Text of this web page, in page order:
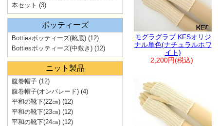
モグラグラブ KFSオリジ
ナル単色(ナチュラルホワ
イト)
2,200円(税込)
本セット (3)
ボッティーズ
Bottiesボッティーズ(靴底) (12)
Bottiesボッティーズ(中敷き) (12)
ニット製品
腹巻帽子 (12)
腹巻帽子(オンパレード) (4)
平和の靴下(22㎝) (12)
平和の靴下(23㎝) (12)
平和の靴下(24㎝) (12)